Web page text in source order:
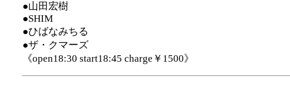
●山田宏樹
●SHIM
●ひばなみちる
●ザ・クマーズ
《open18:30 start18:45 charge￥1500》